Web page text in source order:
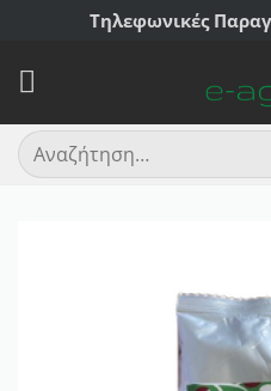
Μετάβαση
περιεχόμενο
Τηλεφωνικές
Αναζήτηση
για: